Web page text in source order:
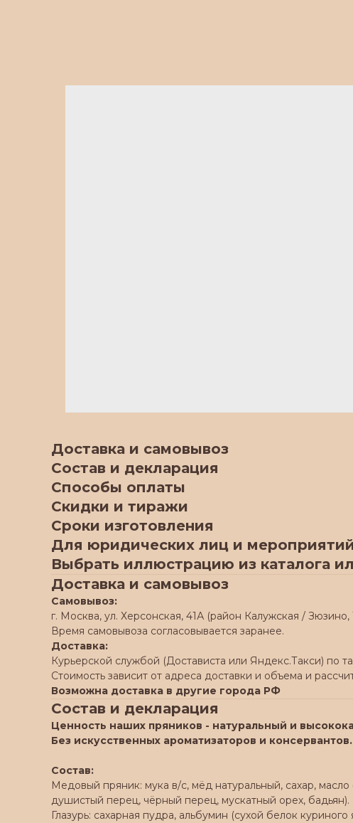
Доставка и самовывоз
Состав и декларация
Способы оплаты
Скидки и тиражи
Сроки изготовления
Для юридических лиц и
Выбрать иллюстрацию из каталога
Доставка и самовывоз
Самовывоз:
г. Москва, ул. Херсонская, 41А (район Калужская /
Время самовывоза согласовывается заранее.
Доставка:
Курьерской службой (Достависта или Яндекс.Такси) по
Стоимость зависит от адреса доставки и объема и
Возможна доставка в другие города РФ
Состав и декларация
Ценность наших пряников - натуральный и
Без искусственных ароматизаторов и консервантов.
Состав:
Медовый пряник: мука в/с, мёд натуральный, сахар,
душистый перец, чёрный перец, мускатный орех, бадьян).
Глазурь: сахарная пудра, альбумин (сухой белок